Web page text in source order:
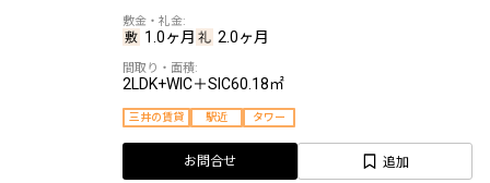
1.0ヶ月 2.0ヶ月
2LDK+WIC＋SIC60.18㎡
三井の賃貸 駅近 タワー
お問合せ 追加